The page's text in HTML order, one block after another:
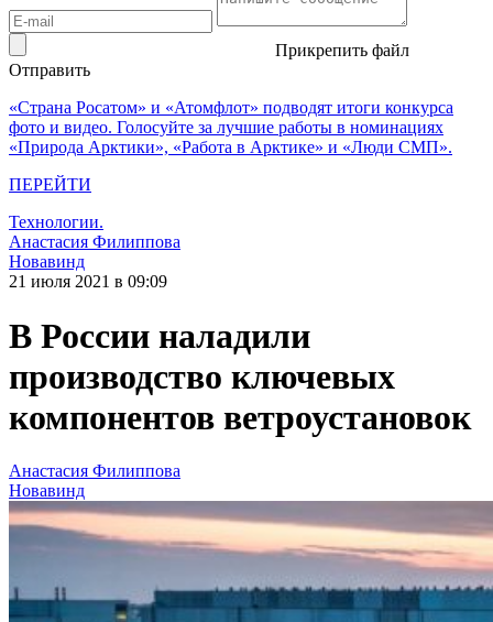
Прикрепить файл
Отправить
«Страна Росатом» и «Атомфлот» подводят итоги конкурса
фото и видео. Голосуйте за лучшие работы в номинациях
«Природа Арктики», «Работа в Арктике» и «Люди СМП».
ПЕРЕЙТИ
Технологии.
Анастасия Филиппова
Новавинд
21 июля 2021 в 09:09
В России наладили
производство ключевых
компонентов ветроустановок
Анастасия Филиппова
Новавинд